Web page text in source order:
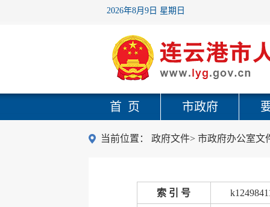
2026年8月9日 星期日
首 页 市政府
当前位置： 政府文件> 市政府办公室文
索 引 号